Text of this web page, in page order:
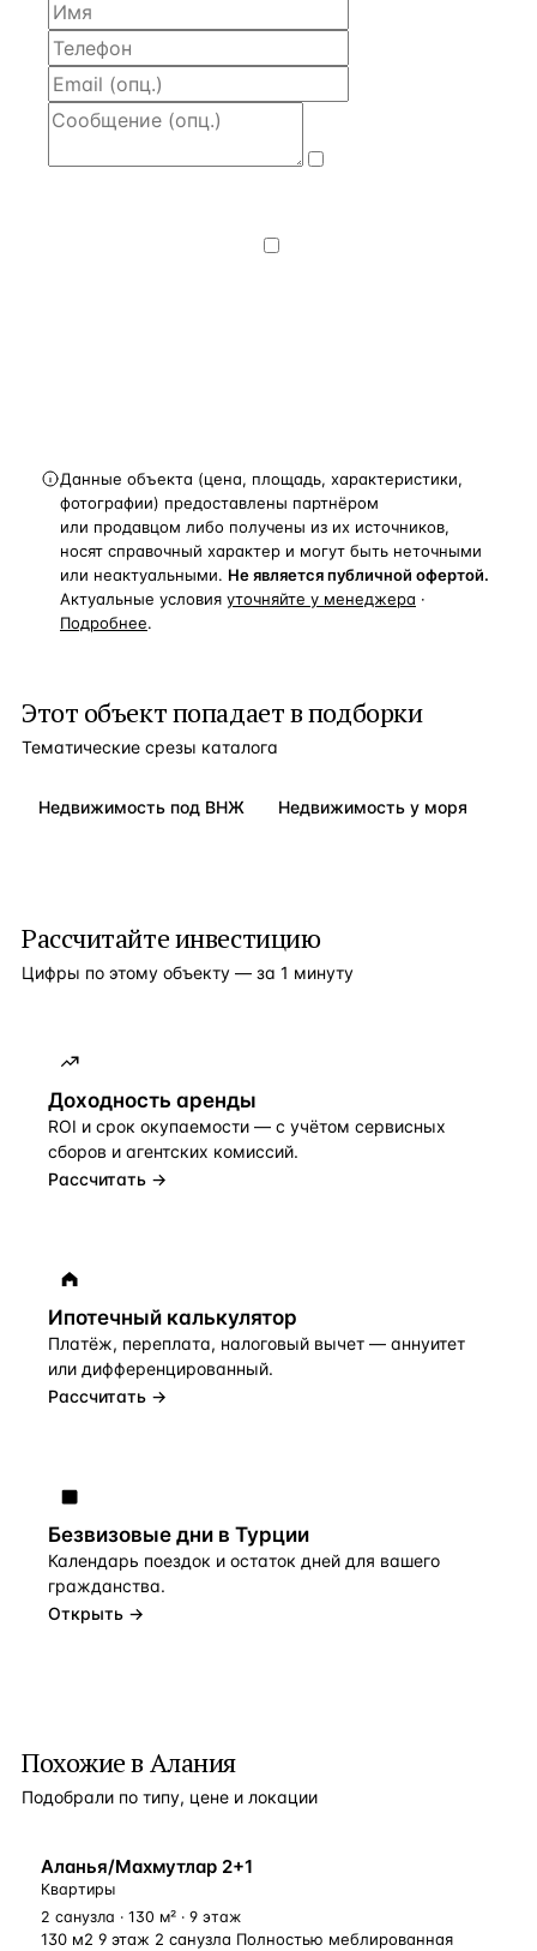
Данные объекта (цена, площадь, характеристики,
фотографии) предоставлены партнёром
или продавцом либо получены из их источников,
носят справочный характер и могут быть неточными
или неактуальными. Не является публичной офертой.
Актуальные условия уточняйте у менеджера ·
Подробнее.
Этот объект попадает в подборки
Тематические срезы каталога
Недвижимость под ВНЖ Недвижимость у моря
Рассчитайте инвестицию
Цифры по этому объекту — за 1 минуту
Доходность аренды
ROI и срок окупаемости — с учётом сервисных
сборов и агентских комиссий.
Рассчитать →
Ипотечный калькулятор
Платёж, переплата, налоговый вычет — аннуитет
или дифференцированный.
Рассчитать →
Безвизовые дни в Турции
Календарь поездок и остаток дней для вашего
гражданства.
Открыть →
Похожие в Алания
Подобрали по типу, цене и локации
ВНЖ
Аланья/Махмутлар 2+1
Квартиры
2 санузла · 130 м² · 9 этаж
130 м2 9 этаж 2 санузла Полностью меблированная